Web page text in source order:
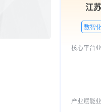
江
数智
核心平台
产业赋能